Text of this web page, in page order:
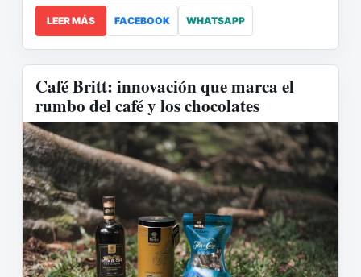
LEER MÁS FACEBOOK WHATSAPP
Café Britt: innovación que marca el
rumbo del café y los chocolates